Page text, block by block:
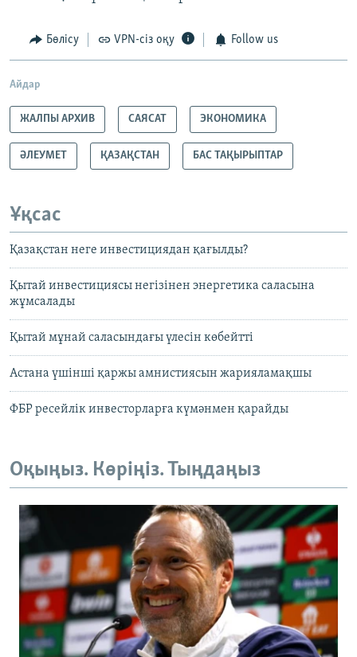
Бөлісу VPN-сіз оқу Follow us
Айдар
ЖАЛПЫ АРХИВ САЯСАТ ЭКОНОМИКА
ӘЛЕУМЕТ ҚАЗАҚСТАН БАС ТАҚЫРЫПТАР
Ұқсас
Қазақстан неге инвестициядан қағылды?
Қытай инвестициясы негізінен энергетика саласына
жұмсалады
Қытай мұнай саласындағы үлесін көбейтті
Астана үшінші қаржы амнистиясын жарияламақшы
ФБР ресейлік инвесторларға күмәнмен қарайды
Оқыңыз. Көріңіз. Тыңдаңыз